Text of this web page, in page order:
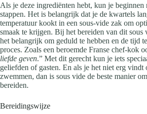
Als je deze ingrediënten hebt, kun je beginnen
stappen. Het is belangrijk dat je de kwartels
temperatuur kookt in een sous-vide zak om
smaak te krijgen. Bij het bereiden van dit sous
het belangrijk om geduld te hebben en de tijd
proces. Zoals een beroemde Franse chef-kok
liefde geven.” Met dit gerecht kun je iets
geliefden of gasten. En als je het niet erg vindt
zwemmen, dan is sous vide de beste manier
bereiden.
Bereidingswijze